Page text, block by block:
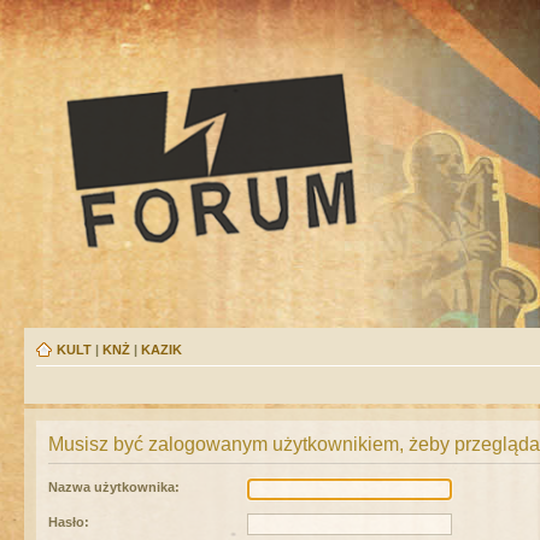
KULT | KNŻ | KAZIK
Musisz być zalogowanym użytkownikiem, żeby
Nazwa użytkownika:
Hasło: